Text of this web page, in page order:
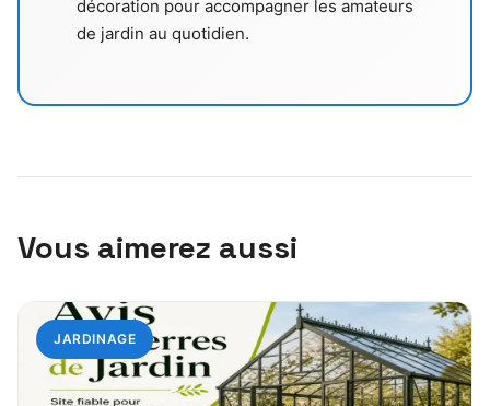
décoration pour accompagner les amateurs
de jardin au quotidien.
Vous aimerez aussi
JARDINAGE